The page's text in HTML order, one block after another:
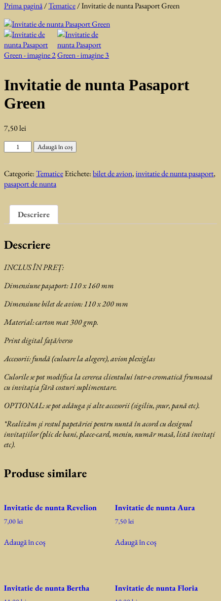
Prima pagină/Tematice/ Invitatie de nunta Pasaport Green
Invitatie de nunta Pasaport
Green
7,50lei
Cantitate
nunta
Pasaport
Adaugă în coș
Categorie:TematiceEtichete:bilet de avion,invitatie de nunta pasaport,
pasaport de nunta
Descriere
Descriere
INCLUS ÎN PREȚ:
Dimensiune pașaport: 110 x 160 mm
Dimensiune bilet de avion: 110 x 200 mm
Material: carton mat 300 gmp.
Print digital față/verso
Accesorii: fundă (culoare la alegere), avion plexiglas
Culorile se pot modifica la cererea clientului într-o cromatică frumoasă
cu invitaţia fără costuri suplimentare.
OPTIONAL: sepot adăuga și alte accesorii (sigiliu, șnur, pană etc).
*Realizăm și restul papetăriei pentru nuntă în acord cu designul
invitațiilor (plic de bani, place-card, meniu, număr masă, listă invitați
etc).
Produse similare
Invitatie de nunta Revelion
7,00lei
Adaugă în coș
Invitatie de nunta Aura
7,50lei
Adaugă în coș
Invitatie de nunta Bertha Invitatie de nunta Floria